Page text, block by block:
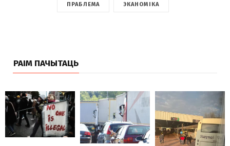
ПРАБЛЕМА ЭКАНОМІКА
РАІМ ПАЧЫТАЦЬ